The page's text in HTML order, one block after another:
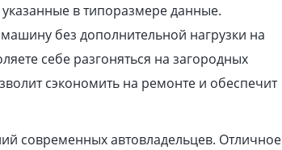
в типоразмере данные.
без дополнительной нагрузки на
себе разгоняться на загородных
сэкономить на ремонте и обеспечит
современных автовладельцев. Отличное